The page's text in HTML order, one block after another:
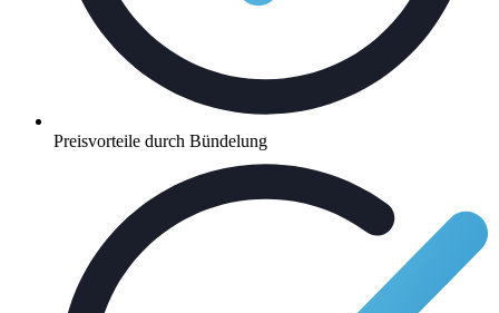
Preisvorteile durch Bündelung